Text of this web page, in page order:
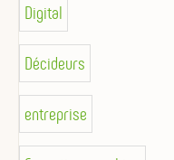
Digital
Décideurs
entreprise